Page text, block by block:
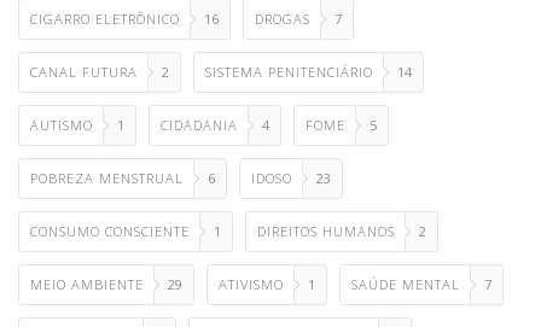
CIGARRO ELETRÔNICO 16 DROGAS 7
CANAL FUTURA 2 SISTEMA PENITENCIÁRIO 14
AUTISMO 1 CIDADANIA 4 FOME 5
POBREZA MENSTRUAL 6 IDOSO 23
CONSUMO CONSCIENTE 1 DIREITOS HUMANOS 2
MEIO AMBIENTE 29 ATIVISMO 1 SAÚDE MENTAL 7